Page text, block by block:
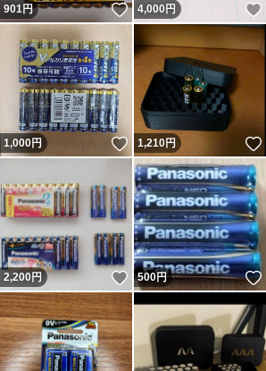
いいね！
901円 いいね！
4,000円
いいね！
1,000円 いいね！
1,210円
いいね！
2,200円 いいね！
500円